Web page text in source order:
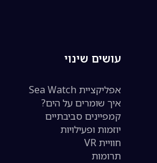
עושים שינוי
אפליקציית Sea Watch
איך שומרים על הים?
קמפיינים סביבתיים
יוזמות ופעילויות
חוויית VR
תרומות